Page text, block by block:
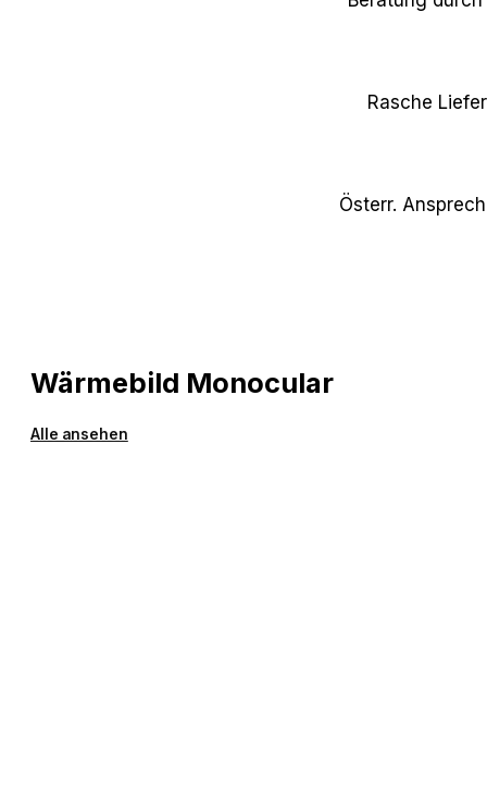
Rasche
Österr.
Wärmebild Monocular
Alle ansehen